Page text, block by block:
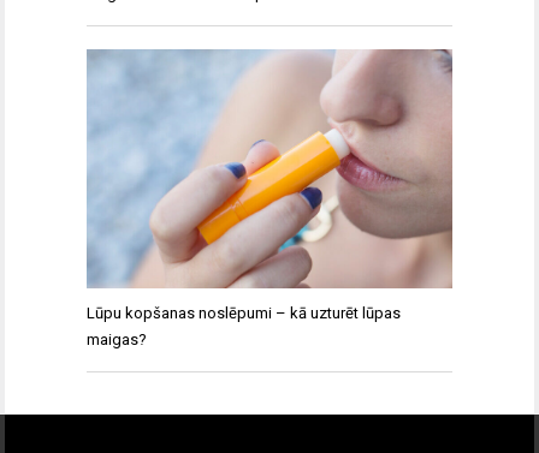
Lūpu kopšanas noslēpumi – kā uzturēt lūpas
maigas?